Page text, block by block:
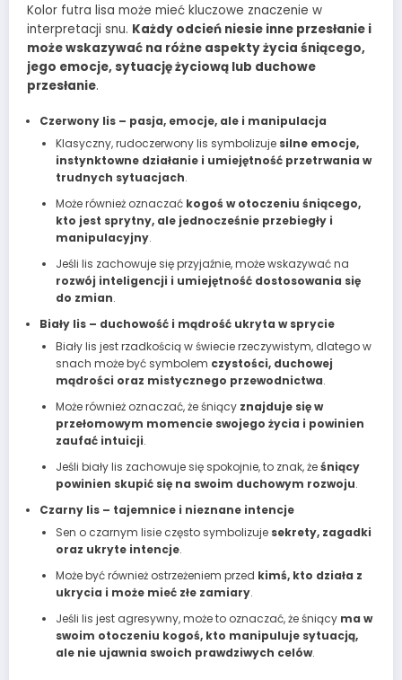
Kolor futra lisa może mieć kluczowe znaczenie w
interpretacji snu. Każdy odcień niesie inne przesłanie i
może wskazywać na różne aspekty życia śniącego,
jego emocje, sytuację życiową lub duchowe
przesłanie.
Czerwony lis – pasja, emocje, ale i manipulacja
Klasyczny, rudoczerwony lis symbolizuje silne emocje,
instynktowne działanie i umiejętność przetrwania w
trudnych sytuacjach.
Może również oznaczać kogoś w otoczeniu śniącego,
kto jest sprytny, ale jednocześnie przebiegły i
manipulacyjny.
Jeśli lis zachowuje się przyjaźnie, może wskazywać na
rozwój inteligencji i umiejętność dostosowania się
do zmian.
Biały lis – duchowość i mądrość ukryta w sprycie
Biały lis jest rzadkością w świecie rzeczywistym, dlatego w
snach może być symbolem czystości, duchowej
mądrości oraz mistycznego przewodnictwa.
Może również oznaczać, że śniący znajduje się w
przełomowym momencie swojego życia i powinien
zaufać intuicji.
Jeśli biały lis zachowuje się spokojnie, to znak, żeśniący
powinien skupić się na swoim duchowym rozwoju.
Czarny lis – tajemnice i nieznane intencje
Sen o czarnym lisie często symbolizuje sekrety, zagadki
oraz ukryte intencje.
Może być również ostrzeżeniem przed kimś, kto działa z
ukrycia i może mieć złe zamiary.
Jeśli lis jest agresywny, może to oznaczać, że śniący ma w
swoim otoczeniu kogoś, kto manipuluje sytuacją,
ale nie ujawnia swoich prawdziwych celów.